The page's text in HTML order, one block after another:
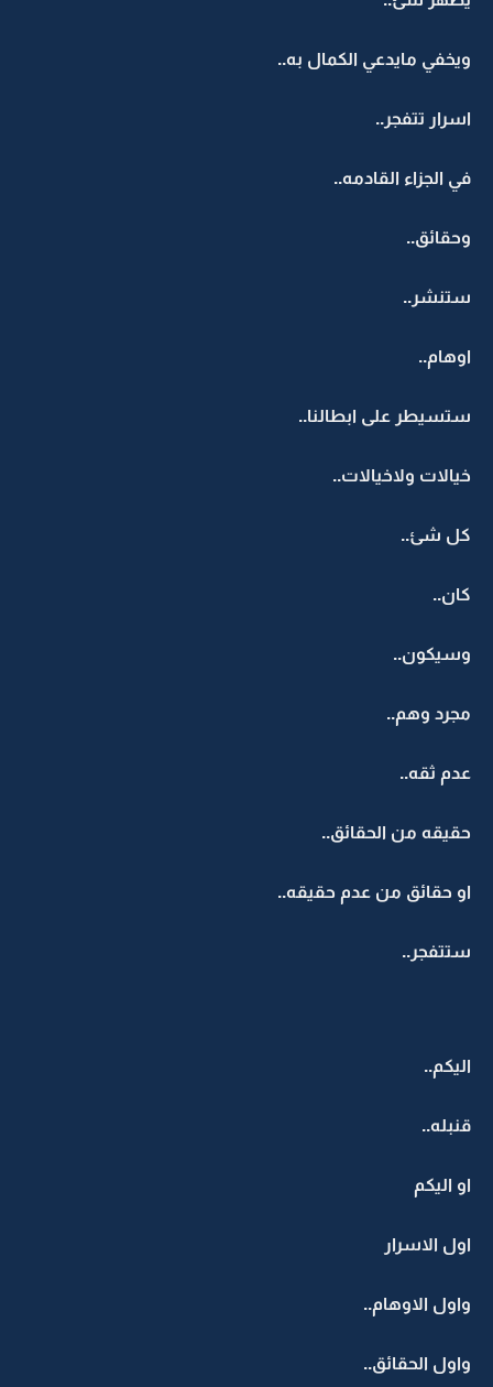
ويخفي مايدعي الكمال به..
اسرار تتفجر..
في الجزاء القادمه..
وحقائق..
ستنشر..
اوهام..
ستسيطر على ابطالنا..
خيالات ولاخيالات..
كل شئ..
كان..
وسيكون..
مجرد وهم..
عدم ثقه..
حقيقه من الحقائق..
او حقائق من عدم حقيقه..
ستتفجر..
اليكم..
قنبله..
او اليكم
اول الاسرار
واول الاوهام..
واول الحقائق..